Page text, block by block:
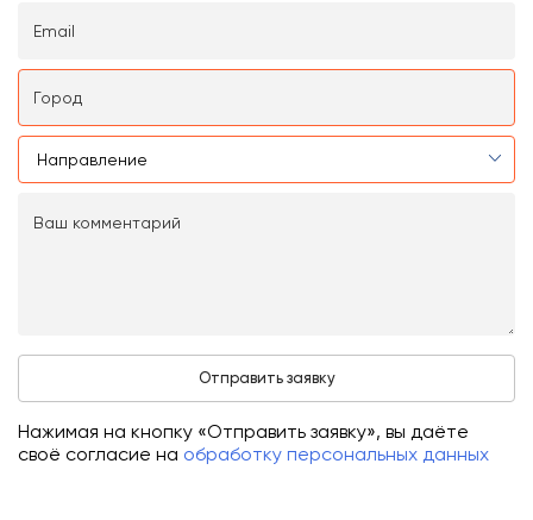
Нажимая на кнопку «Отправить заявку», вы даёте
своё согласие на обработку персональных данных